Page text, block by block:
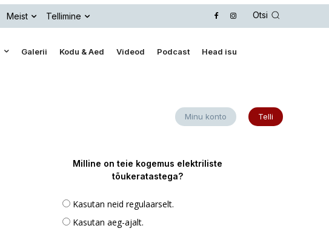
Meist Tellimine Otsi
Galerii Kodu & Aed Videod Podcast Head isu
Minu konto Telli
Milline on teie kogemus elektriliste
tõukeratastega?
Kasutan neid regulaarselt.
Kasutan aeg-ajalt.